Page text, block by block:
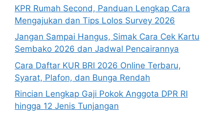
KPR Rumah Second, Panduan Lengkap Cara
Mengajukan dan Tips Lolos Survey 2026
Jangan Sampai Hangus, Simak Cara Cek Kartu
Sembako 2026 dan Jadwal Pencairannya
Cara Daftar KUR BRI 2026 Online Terbaru,
Syarat, Plafon, dan Bunga Rendah
Rincian Lengkap Gaji Pokok Anggota DPR RI
hingga 12 Jenis Tunjangan